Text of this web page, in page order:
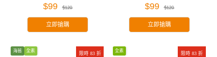
$99 $120
立即搶購
$99 $120
立即搶購
限時 83 折
海苔 全素
限時 83 折
全素